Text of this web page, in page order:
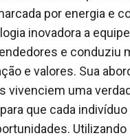
por energia e
inovadora a
e
e valores. Sua
vivenciem uma
que cada